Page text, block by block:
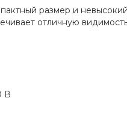
размер и
отличную
В